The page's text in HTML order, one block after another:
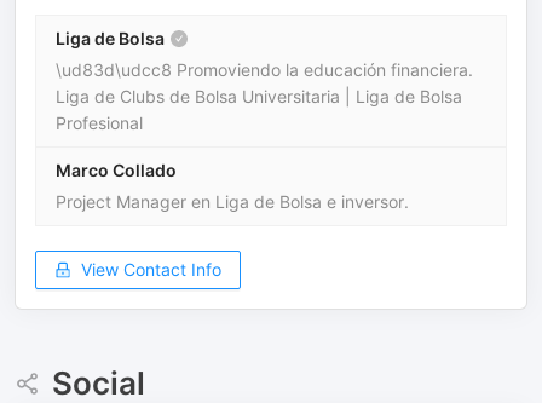
Liga de Bolsa
\ud83d\udcc8 Promoviendo la educación financiera.
Liga de Clubs de Bolsa Universitaria | Liga de Bolsa
Profesional
Marco Collado
Project Manager en Liga de Bolsa e inversor.
View Contact Info
Social